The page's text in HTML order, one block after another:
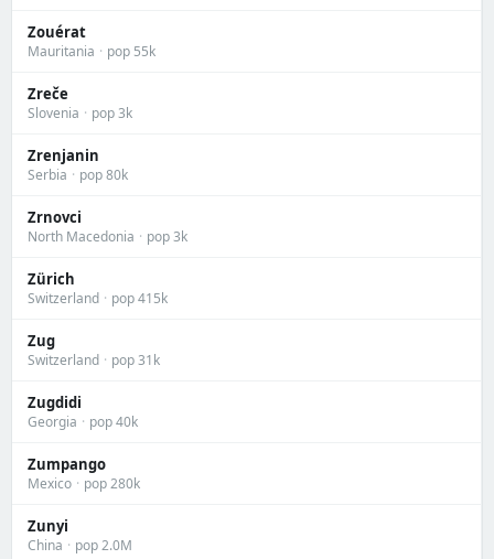
Zouérat
Mauritania · pop 55k
Zreče
Slovenia · pop 3k
Zrenjanin
Serbia · pop 80k
Zrnovci
North Macedonia · pop 3k
Zürich
Switzerland · pop 415k
Zug
Switzerland · pop 31k
Zugdidi
Georgia · pop 40k
Zumpango
Mexico · pop 280k
Zunyi
China · pop 2.0M